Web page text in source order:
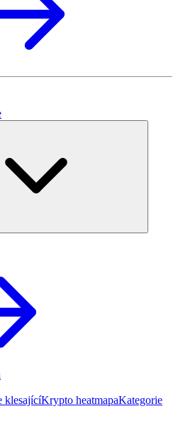
klesajícíKrypto heatmapaKategorie